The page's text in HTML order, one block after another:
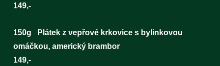
149,-
150g Plátek z vepřové krkovice s bylinkovou
omáčkou, americký brambor
149,-